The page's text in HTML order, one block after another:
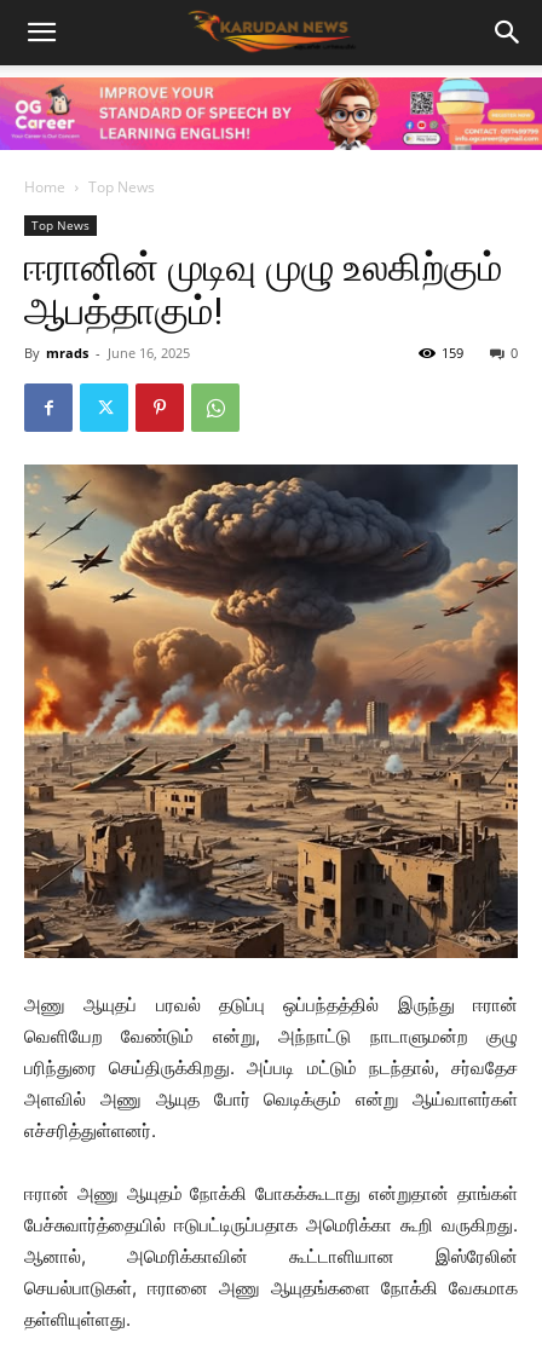
Home Top News
Top News
ஈரானின் முடிவு முழு உலகிற்கும்
ஆபத்தாகும்!
By mrads - June 16, 2025 0
159
அணு ஆயுதப் பரவல் தடுப்பு ஒப்பந்தத்தில் இருந்து ஈரான்
வெளியேற வேண்டும் என்று, அந்நாட்டு நாடாளுமன்ற குழு
பரிந்துரை செய்திருக்கிறது. அப்படி மட்டும் நடந்தால், சர்வதேச
அளவில் அணு ஆயுத போர் வெடிக்கும் என்று ஆய்வாளர்கள்
எச்சரித்துள்ளனர்.
ஈரான் அணு ஆயுதம் நோக்கி போகக்கூடாது என்றுதான் தாங்கள்
பேச்சுவார்த்தையில் ஈடுபட்டிருப்பதாக அமெரிக்கா கூறி வருகிறது.
ஆனால், அமெரிக்காவின் கூட்டாளியான இஸ்ரேலின்
செயல்பாடுகள், ஈரானை அணு ஆயுதங்களை நோக்கி வேகமாக
தள்ளியுள்ளது.